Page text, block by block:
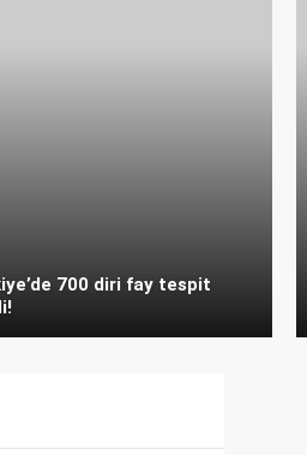
700 diri fay tespit